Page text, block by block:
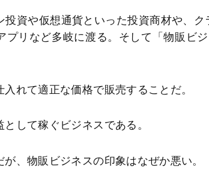
投資や仮想通貨といった投資商材や、
プリなど多岐に渡る。そして「物販ビ
れて適正な価格で販売することだ。
して稼ぐビジネスである。
、物販ビジネスの印象はなぜか悪い。